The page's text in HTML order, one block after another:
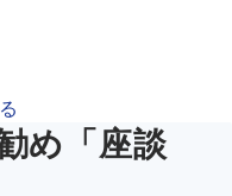
め「座談